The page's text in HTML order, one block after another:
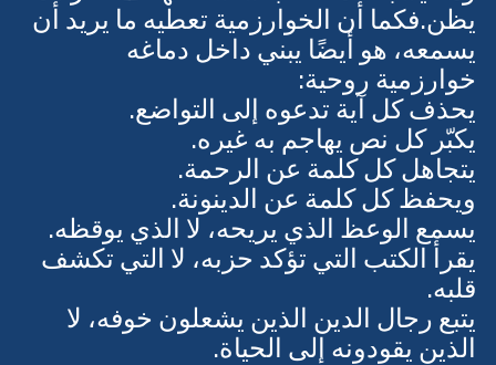
وهنا يشبه المتعصب شاشة الهاتف أكثر مما
يظن.فكما أن الخوارزمية تعطيه ما يريد أن
يسمعه، هو أيضًا يبني داخل دماغه
خوارزمية روحية:
يحذف كل آية تدعوه إلى التواضع.
يكبّر كل نص يهاجم به غيره.
يتجاهل كل كلمة عن الرحمة.
ويحفظ كل كلمة عن الدينونة.
يسمع الوعظ الذي يريحه، لا الذي يوقظه.
يقرأ الكتب التي تؤكد حزبه، لا التي تكشف
قلبه.
يتبع رجال الدين الذين يشعلون خوفه، لا